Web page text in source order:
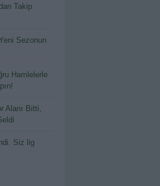
Takip
Sezonun
Hamlelerle
Alanı Bitti,
Siz lig